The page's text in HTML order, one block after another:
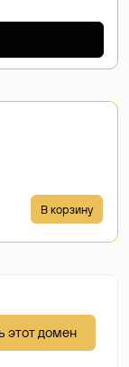
В корзину
этот домен